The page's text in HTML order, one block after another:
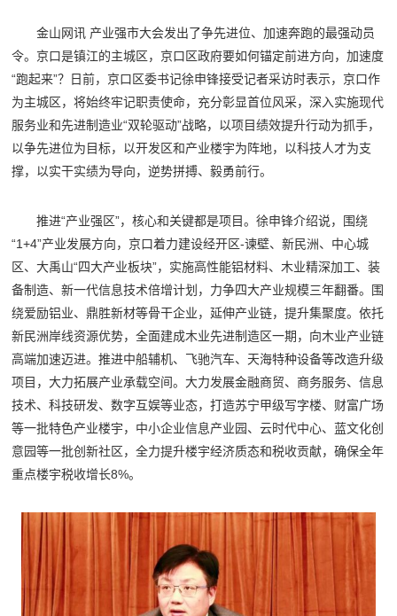
金山网讯 产业强市大会发出了争先进位、加速奔跑的最强动员
令。京口是镇江的主城区，京口区政府要如何锚定前进方向，加速度
“跑起来”？日前，京口区委书记徐申锋接受记者采访时表示，京口作
为主城区，将始终牢记职责使命，充分彰显首位风采，深入实施现代
服务业和先进制造业“双轮驱动”战略，以项目绩效提升行动为抓手，
以争先进位为目标，以开发区和产业楼宇为阵地，以科技人才为支
撑，以实干实绩为导向，逆势拼搏、毅勇前行。
推进“产业强区”，核心和关键都是项目。徐申锋介绍说，围绕
“1+4”产业发展方向，京口着力建设经开区-谏壁、新民洲、中心城
区、大禹山“四大产业板块”，实施高性能铝材料、木业精深加工、装
备制造、新一代信息技术倍增计划，力争四大产业规模三年翻番。围
绕爱励铝业、鼎胜新材等骨干企业，延伸产业链，提升集聚度。依托
新民洲岸线资源优势，全面建成木业先进制造区一期，向木业产业链
高端加速迈进。推进中船辅机、飞驰汽车、天海特种设备等改造升级
项目，大力拓展产业承载空间。大力发展金融商贸、商务服务、信息
技术、科技研发、数字互娱等业态，打造苏宁甲级写字楼、财富广场
等一批特色产业楼宇，中小企业信息产业园、云时代中心、蓝文化创
意园等一批创新社区，全力提升楼宇经济质态和税收贡献，确保全年
重点楼宇税收增长8%。